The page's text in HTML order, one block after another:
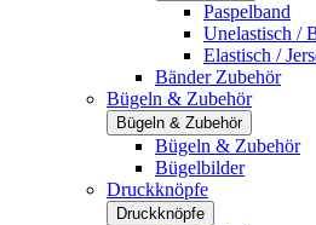
Paspelband
Unelastisch /
Elastisch /
Bänder Zubehör
Bügeln & Zubehör
Bügeln & Zubehör
Bügeln & Zubehör
Bügelbilder
Druckknöpfe
Druckknöpfe